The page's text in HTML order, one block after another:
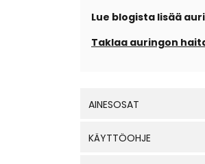
Lue blogista lisää
Taklaa auringon
AINESOSAT
KÄYTTÖOHJE